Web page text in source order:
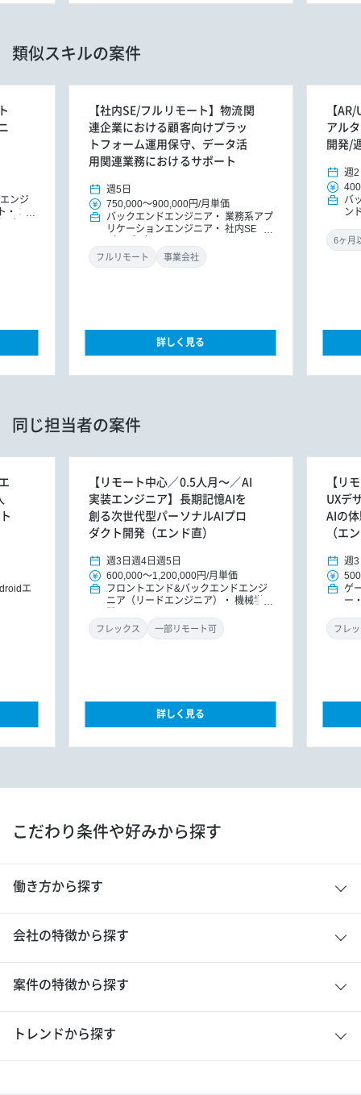
類似スキルの案件
ンジ
エ
【社内SE/フルリモート】物流関
連企業における顧客向けプラッ
トフォーム運用保守、データ活
用関連業務におけるサポート
週5日
750,000～900,000円/月単価
バックエンドエンジニア
業務系アプ
リケーションエンジニア
社内SE
フルリモート 事業会社
詳しく見る
【
アル
開発/
週2
バ
ン
同じ担当者の案件
エ
【リモート中心／0.5人月～／AI
実装エンジニア】長期記憶AIを
創る次世代型パーソナルAIプロ
ダクト開発（エンド直）
週3日 週4日 週5日
600,000～1,200,000円/月単価
フロントエンド&バックエンドエンジ
ニア（リードエンジニア）
機械学
フレックス 一部リモート可
詳しく見る
【リ
UXデ
AIの
（エ
週3
ゲ
ー
フレ
こだわり条件や好みから探す
働き方から探す
会社の特徴から探す
案件の特徴から探す
トレンドから探す